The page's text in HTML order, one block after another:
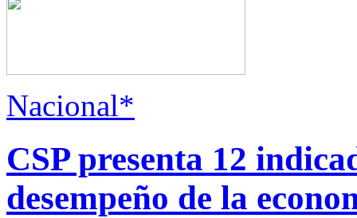
Nacional*
CSP presenta 12
desempeño de la